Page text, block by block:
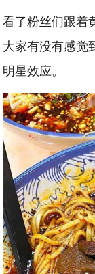
看了粉丝们跟着
大家有没有感觉
明星效应。